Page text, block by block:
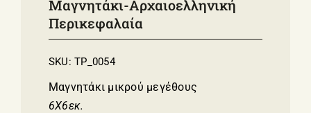
Μαγνητάκι-Αρχαιοελληνική
Περικεφαλαία
SKU:TP_0054
Μαγνητάκι μικρού μεγέθους
6Χ6εκ.